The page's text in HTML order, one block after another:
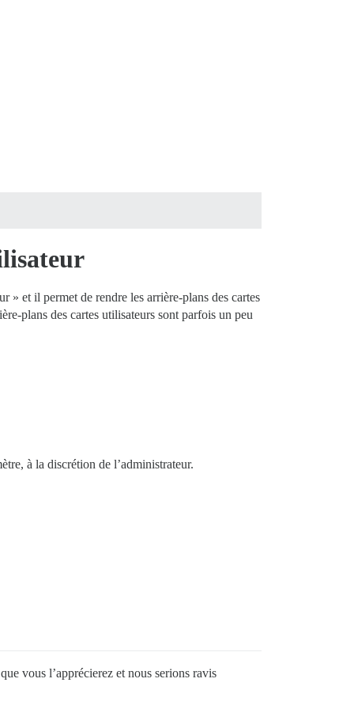
» et il permet de rendre les arrière-plans des cartes
plans des cartes utilisateurs sont parfois un peu
à la discrétion de l’administrateur.
vous l’apprécierez et nous serions ravis